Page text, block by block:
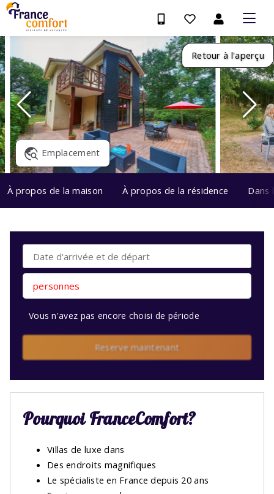
Retour à l'aperçu
Emplacement
À propos de la maison À propos de la résidence Dans
personnes
Vous n'avez pas encore choisi de période
Reserve maintenant
Pourquoi FranceComfort?
Villas de luxe dans
Des endroits magnifiques
Le spécialiste en France depuis 20 ans